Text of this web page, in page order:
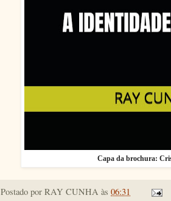
Capa da brochura:
Postado por RAY CUNHA às 06:31